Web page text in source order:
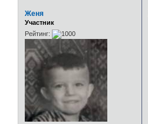
Женя
Участник
Рейтинг: